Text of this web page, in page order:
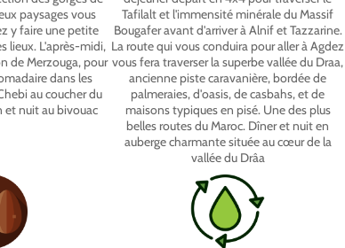
paysages vous
y faire une petite
lieux. L'après-midi,
de Merzouga, pour
dans les
au coucher du
et nuit au bivouac
Tafilalt et l'immensité minérale du Massif
Bougafer avant d'arriver à Alnif et Tazzarine.
La route qui vous conduira pour aller à Agdez
vous fera traverser la superbe vallée du Draa,
ancienne piste caravanière, bordée de
palmeraies, d'oasis, de casbahs, et de
maisons typiques en pisé. Une des plus
belles routes du Maroc. Dîner et nuit en
auberge charmante située au cœur de la
vallée du Drâa